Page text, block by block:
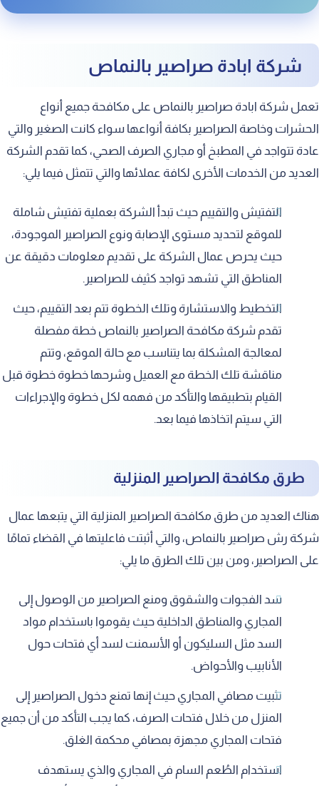
شركة ابادة صراصير بالنماص
تعمل شركة ابادة صراصير بالنماص على مكافحة جميع أنواع
الحشرات وخاصة الصراصير بكافة أنواعها سواء كانت الصغير والتي
عادة تتواجد في المطبخ أو مجاري الصرف الصحي، كما تقدم الشركة
العديد من الخدمات الأخرى لكافة عملائها والتي تتمثل فيما يلي:
التفتيش والتقييم حيث تبدأ الشركة بعملية تفتيش شاملة
للموقع لتحديد مستوى الإصابة ونوع الصراصير الموجودة،
حيث يحرص عمال الشركة على تقديم معلومات دقيقة عن
المناطق التي تشهد تواجد كثيف للصراصير.
التخطيط والاستشارة وتلك الخطوة تتم بعد التقييم، حيث
تقدم شركة مكافحة الصراصير بالنماص خطة مفصلة
لمعالجة المشكلة بما يتناسب مع حالة الموقع، وتتم
مناقشة تلك الخطة مع العميل وشرحها خطوة خطوة قبل
القيام بتطبيقها والتأكد من فهمه لكل خطوة والإجراءات
التي سيتم اتخاذها فيما بعد.
طرق مكافحة الصراصير المنزلية
هناك العديد من طرق مكافحة الصراصير المنزلية التي يتبعها عمال
شركة رش صراصير بالنماص، والتي أثبتت فاعليتها في القضاء تمامًا
على الصراصير، ومن بين تلك الطرق ما يلي:
سد الفجوات والشقوق ومنع الصراصير من الوصول إلى
المجاري والمناطق الداخلية حيث يقوموا باستخدام مواد
السد مثل السليكون أو الأسمنت لسد أي فتحات حول
الأنابيب والأحواض.
تثبيت مصافي المجاري حيث إنها تمنع دخول الصراصير إلى
المنزل من خلال فتحات الصرف، كما يجب التأكد من أن جميع
فتحات المجاري مجهزة بمصافي محكمة الغلق.
استخدام الطُعم السام في المجاري والذي يستهدف